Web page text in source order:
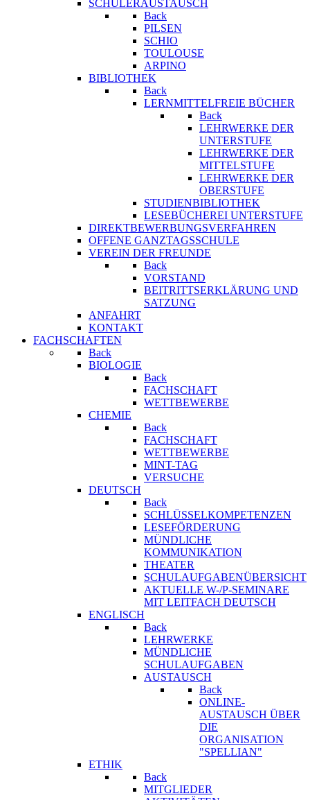
SCHÜLERAUSTAUSCH
Back
PILSEN
SCHIO
TOULOUSE
ARPINO
BIBLIOTHEK
Back
LERNMITTELFREIE BÜCHER
Back
LEHRWERKE DER
UNTERSTUFE
LEHRWERKE DER
MITTELSTUFE
LEHRWERKE DER
OBERSTUFE
STUDIENBIBLIOTHEK
LESEBÜCHEREI UNTERSTUFE
DIREKTBEWERBUNGSVERFAHREN
OFFENE GANZTAGSSCHULE
VEREIN DER FREUNDE
Back
VORSTAND
BEITRITTSERKLÄRUNG UND
SATZUNG
ANFAHRT
KONTAKT
FACHSCHAFTEN
Back
BIOLOGIE
Back
FACHSCHAFT
WETTBEWERBE
CHEMIE
Back
FACHSCHAFT
WETTBEWERBE
MINT-TAG
VERSUCHE
DEUTSCH
Back
SCHLÜSSELKOMPETENZEN
LESEFÖRDERUNG
MÜNDLICHE
KOMMUNIKATION
THEATER
SCHULAUFGABENÜBERSICHT
AKTUELLE W-/P-SEMINARE
MIT LEITFACH DEUTSCH
ENGLISCH
Back
LEHRWERKE
MÜNDLICHE
SCHULAUFGABEN
AUSTAUSCH
Back
ONLINE-
AUSTAUSCH ÜBER
DIE
ORGANISATION
"SPELLIAN"
ETHIK
Back
MITGLIEDER